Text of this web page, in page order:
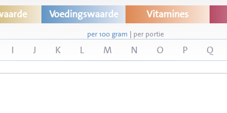
Voedingswaarde Vitamines
per 100 gram | per portie
I J K L M N O P Q